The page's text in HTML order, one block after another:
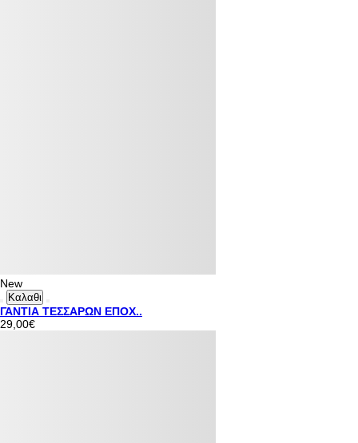
New
Καλαθι
ΓΑΝΤΙΑ ΤΕΣΣΑΡΩΝ ΕΠΟΧ..
29,00€